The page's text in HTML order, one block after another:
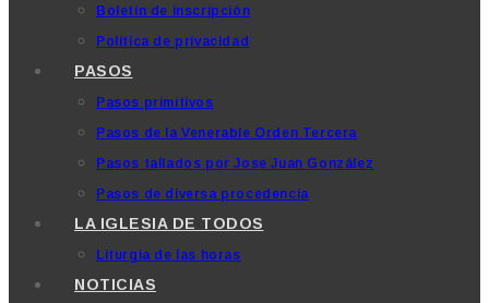
Boletín de inscripción
Política de privacidad
PASOS
Pasos primitivos
Pasos de la Venerable Orden Tercera
Pasos tallados por Jose Juan González
Pasos de diversa procedencia
LA IGLESIA DE TODOS
Liturgia de las horas
NOTICIAS